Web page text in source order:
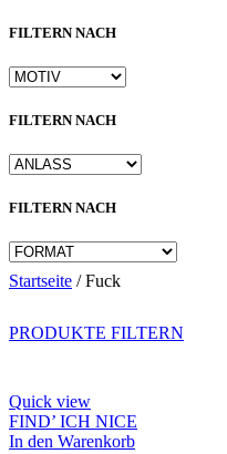
FILTERN NACH
FILTERN NACH
FILTERN NACH
Startseite /Fuck
PRODUKTE FILTERN
Quick view
FIND’ ICH NICE
In den Warenkorb